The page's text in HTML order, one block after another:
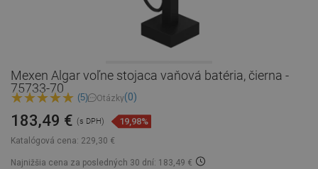
Mexen Algar voľne stojaca vaňová batéria, čierna -
75733-70
(5) Otázky(0)
Katalógová cena: 229,30 €
183,49 € (s DPH) 19,98%
Najnižšia cena za posledných 30 dní: 183,49 €